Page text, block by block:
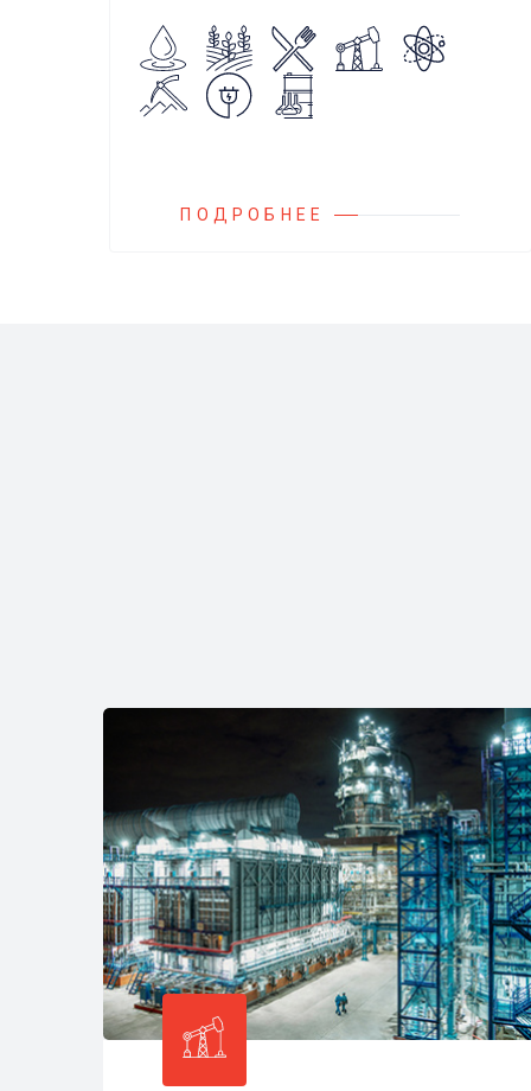
агрессивных, токсичных и вредных
жидкостей, эмульсий и суспензий.
Фильтры устанавливаются
и установок.
ПОДРОБНЕЕ